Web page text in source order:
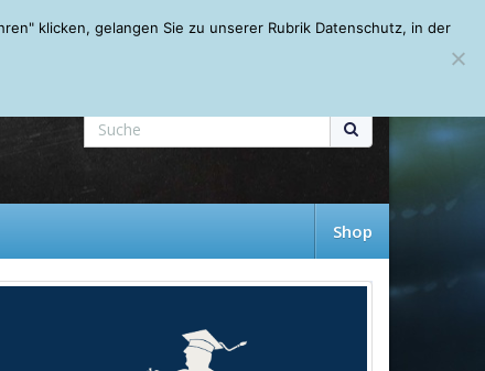
Account About Autoren Leseempfehlungen FAQ
Shop
klicken, gelangen Sie zu unserer Rubrik Datenschutz, in der